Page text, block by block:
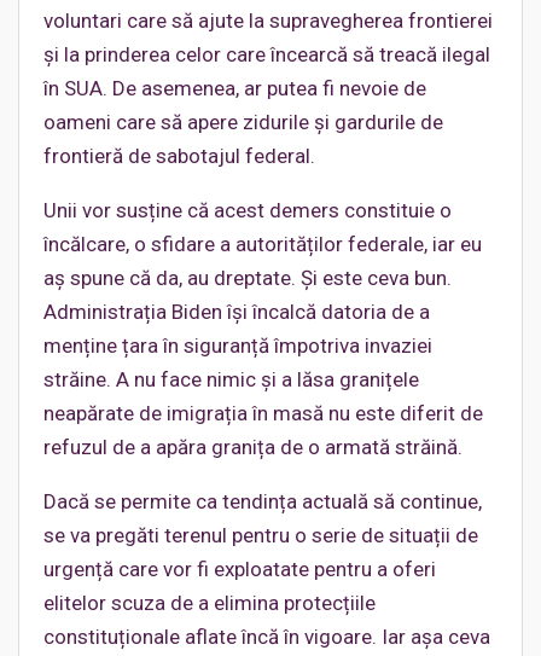
voluntari care să ajute la supravegherea frontierei
și la prinderea celor care încearcă să treacă ilegal
în SUA. De asemenea, ar putea fi nevoie de
oameni care să apere zidurile și gardurile de
frontieră de sabotajul federal.
Unii vor susține că acest demers constituie o
încălcare, o sfidare a autorităților federale, iar eu
aș spune că da, au dreptate. Și este ceva bun.
Administrația Biden își încalcă datoria de a
menține țara în siguranță împotriva invaziei
străine. A nu face nimic și a lăsa granițele
neapărate de imigrația în masă nu este diferit de
refuzul de a apăra granița de o armată străină.
Dacă se permite ca tendința actuală să continue,
se va pregăti terenul pentru o serie de situații de
urgență care vor fi exploatate pentru a oferi
elitelor scuza de a elimina protecțiile
constituționale aflate încă în vigoare. Iar așa ceva